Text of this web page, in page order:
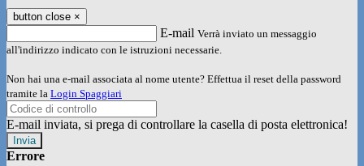
button close ×
E-mail Verrà inviato un messaggio
all'indirizzo indicato con le istruzioni necessarie.
Non hai una e-mail associata al nome utente? Effettua il reset della password
tramite la Login Spaggiari
E-mail inviata, si prega di controllare la casella di posta elettronica!
Errore